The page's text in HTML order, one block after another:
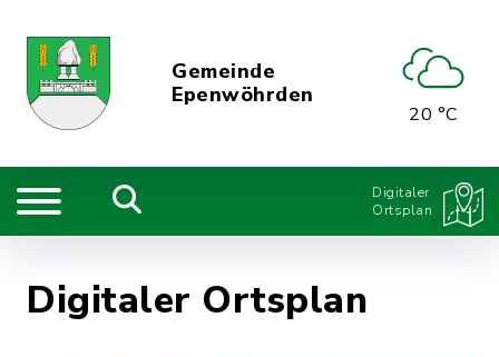
Gemeinde
Epenwöhrden
20 °C
Digitaler
Ortsplan
Digitaler Ortsplan